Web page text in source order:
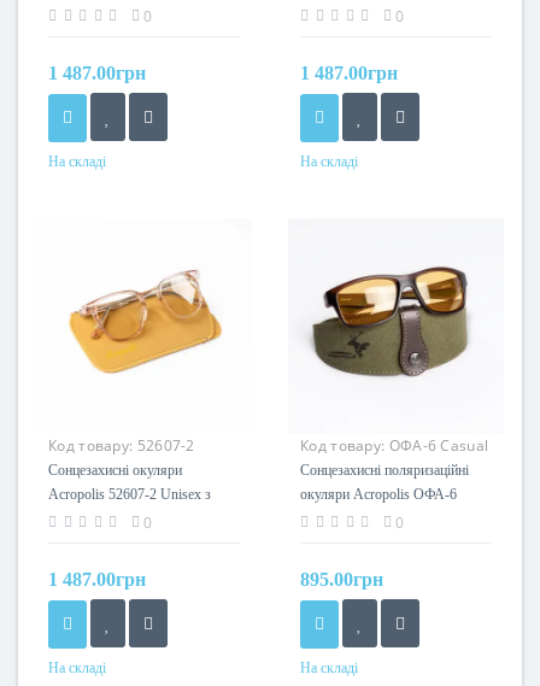
фотохромними лінзами та
0
1 487.00грн
На складі
фотохромними лінзами та
0
1 487.00грн
На складі
Код товару: 52607-2
Сонцезахисні окуляри
Acropolis 52607-2 Unisex з
фотохромними лінзами та
0
1 487.00грн
На складі
Код товару: ОФА-6 Casual
(ж+к)
Сонцезахисні поляризаційні
окуляри Acropolis ОФА-6
Casual (жовта лінза / коричнева
0
895.00грн
На складі